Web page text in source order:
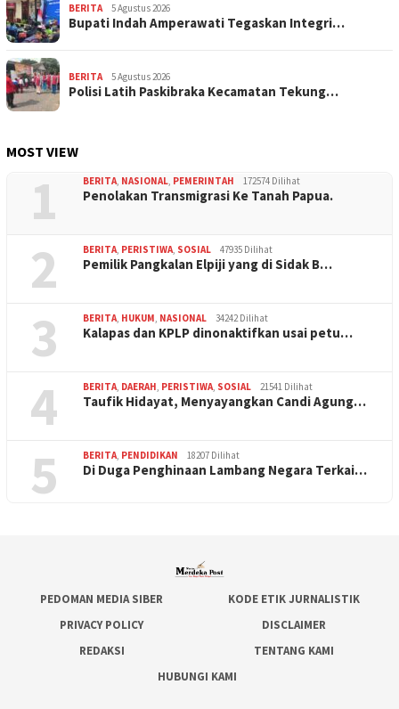
BERITA 5 Agustus 2026
Bupati Indah Amperawati Tegaskan Integri…
BERITA 5 Agustus 2026
Polisi Latih Paskibraka Kecamatan Tekung…
MOST VIEW
1 BERITA NASIONAL PEMERINTAH 172574 Dilihat
Penolakan Transmigrasi Ke Tanah Papua.
2 BERITA PERISTIWA SOSIAL 47935 Dilihat
Pemilik Pangkalan Elpiji yang di Sidak B…
3 BERITA HUKUM NASIONAL 34242 Dilihat
Kalapas dan KPLP dinonaktifkan usai petu…
4 BERITA DAERAH PERISTIWA SOSIAL 21541 Dilihat
Taufik Hidayat, Menyayangkan Candi Agung…
5 BERITA PENDIDIKAN 18207 Dilihat
Di Duga Penghinaan Lambang Negara Terkai…
PEDOMAN MEDIA SIBER
KODE ETIK JURNALISTIK
PRIVACY POLICY
DISCLAIMER
REDAKSI
TENTANG KAMI
HUBUNGI KAMI